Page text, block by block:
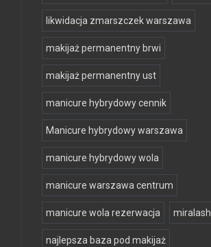
likwidacja zmarszczek warszawa
makijaż permanentny brwi
makijaż permanentny ust
manicure hybrydowy cennik
Manicure hybrydowy warszawa
manicure hybrydowy wola
manicure warszawa centrum
manicure wola rezerwacja miralash
najlepsza baza pod makijaż